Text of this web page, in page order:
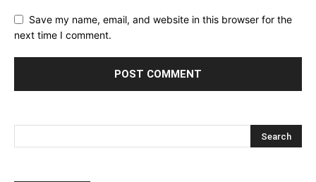
Save my name, email, and website in this browser for the
next time I comment.